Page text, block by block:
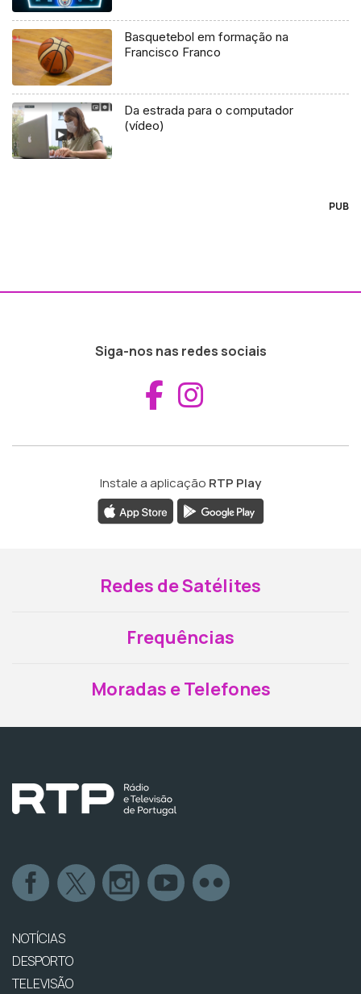
Basquetebol em formação na
Francisco Franco
Da estrada para o computador
(vídeo)
PUB
Siga-nos nas redes sociais
Aceder ao
Instale a aplicação RTP Play
Redes de Satélites
Frequências
Moradas e Telefones
NOTÍCIAS
DESPORTO
TELEVISÃO